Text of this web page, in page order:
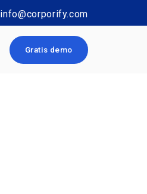
info@corporify.com
Gratis demo